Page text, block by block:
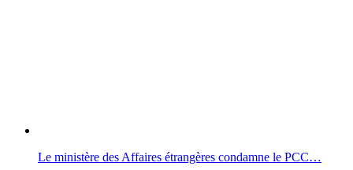
Le ministère des Affaires étrangères condamne le PCC…